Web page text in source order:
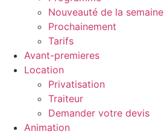
Nouveauté de la semaine
Prochainement
Tarifs
Avant-premieres
Location
Privatisation
Traiteur
Demander votre devis
Animation